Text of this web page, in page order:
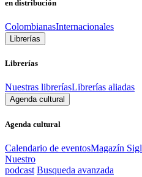
en distribución
ColombianasInternacionales
Librerías
Librerías
Nuestras libreríasLibrerías aliadas
Agenda cultural
Agenda cultural
Calendario de eventosMagazín
Nuestro
podcast Busqueda avanzada